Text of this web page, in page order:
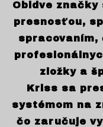
Obidve
presnosťou,
spracovaním,
zložky a
Kriss sa
systémom na
čo zaručuje